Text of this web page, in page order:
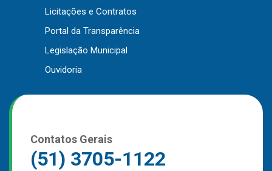
Outros
Downloads
Notícias
Contato
Página Inicial
Licitações e Contratos
Portal da Transparência
Legislação Municipal
Ouvidoria
Contatos Gerais
(51) 3705-1122